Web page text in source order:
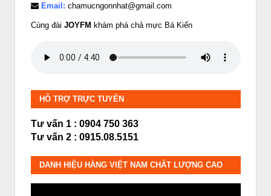
Email: chamucngonnhat@gmail.com
Cùng đài JOYFM khám phá chả mực Bá Kiến
HỖ TRỢ TRỰC TUYẾN
Tư vấn 1 : 0904 750 363
Tư vấn 2 : 0915.08.5151
DANH HIỆU HÀNG VIỆT NAM CHẤT LƯỢNG CAO